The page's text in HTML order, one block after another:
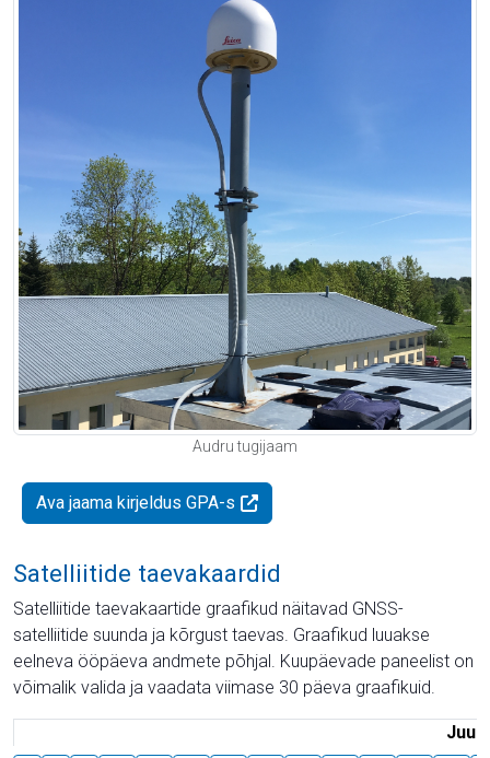
Audru tugijaam
Ava jaama kirjeldus GPA-s
Satelliitide taevakaardid
Satelliitide taevakaartide graafikud näitavad GNSS-
satelliitide suunda ja kõrgust taevas. Graafikud luuakse
eelneva ööpäeva andmete põhjal. Kuupäevade paneelist on
võimalik valida ja vaadata viimase 30 päeva graafikuid.
Juuli